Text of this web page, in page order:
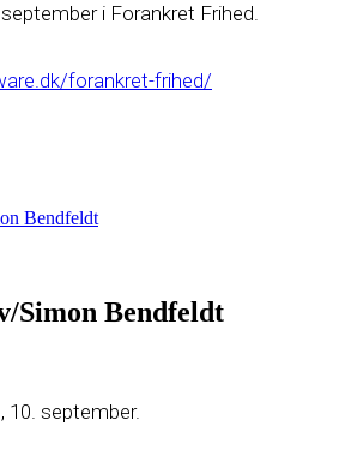
i Forankret Frihed.
forankret-frihed/
Simon Bendfeldt
10. september.